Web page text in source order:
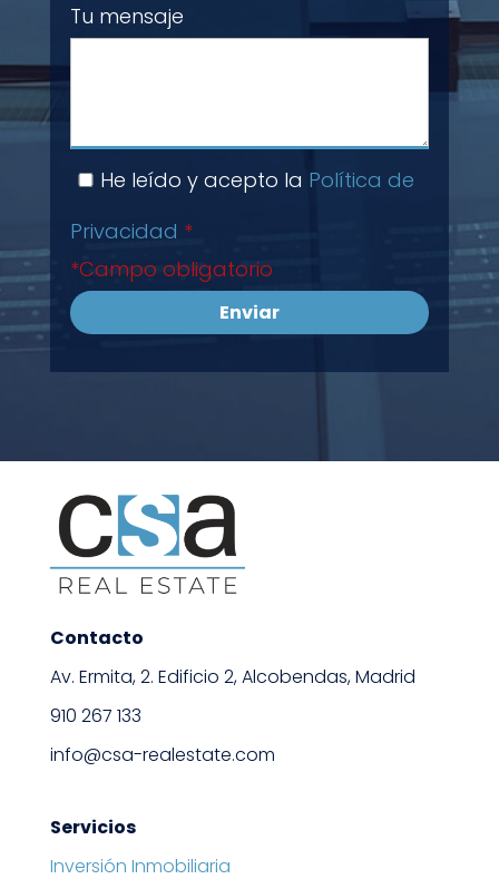
Tu mensaje
He leído y acepto la Política de
Privacidad *
*Campo obligatorio
Contacto
Av. Ermita, 2. Edificio 2, Alcobendas, Madrid
910 267 133
info@csa-realestate.com
Servicios
Inversión Inmobiliaria